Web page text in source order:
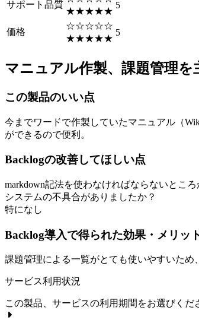
サポート品質
★★★★★
5
価格
☆☆☆☆☆
★★★★★
5
マニュアル作製、課題管理を
この製品のいい点
今までワードで作製していたマニュアル（
ができるので便利。
Backlogの改善してほしい点
markdown記法を使わなければならないとこ
システムの不具合がありましたか？
特になし
Backlog導入で得られた効果・メリッ
課題管理による一覧がとても使いやすいため
サービス利用状況
この製品、サービスの利用期間をお選びくだ